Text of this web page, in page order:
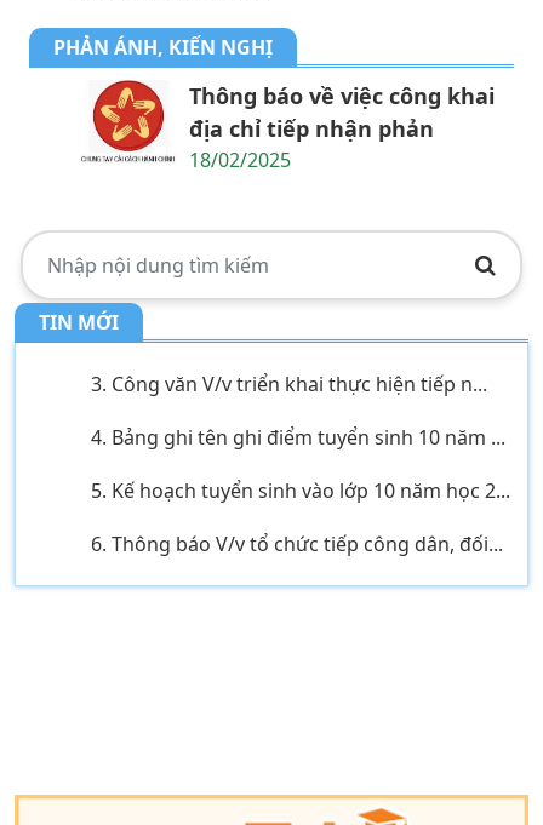
PHẢN ÁNH, KIẾN NGHỊ
Thông báo về việc công khai
địa chỉ tiếp nhận phản
18/02/2025
TIN MỚI
2. Kế hoạch Thực hiện mô hình truyền thông
...